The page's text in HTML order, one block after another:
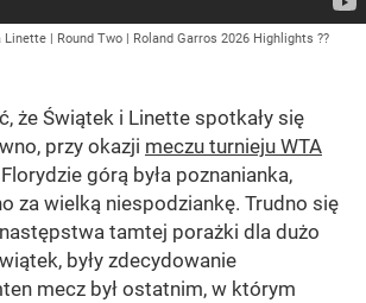
| Round Two | Roland Garros 2026 Highlights ??
że Świątek i Linette spotkały się
przy okazji meczu turnieju WTA
górą była poznanianka,
za wielką niespodziankę. Trudno się
tamtej porażki dla dużo
były zdecydowanie
mecz był ostatnim, w którym